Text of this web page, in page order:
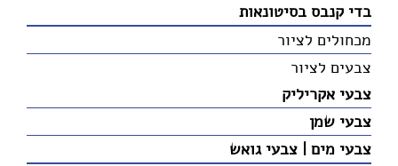
בדי קנבס בסיטונאות
מכחולים לציור
צבעים לציור
צבעי אקריליק
צבעי שמן
צבעי מים | צבעי גואש